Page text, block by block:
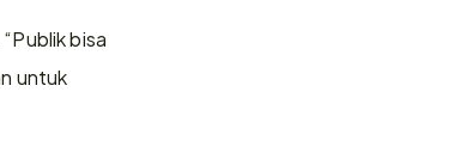
bisa
untuk